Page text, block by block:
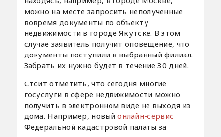
можно на месте запросить неполученные
вовремя документы по объекту
недвижимости в городе Якутске. В этом
случае заявитель получит оповещение, что
документы поступили в выбранный филиал.
Забрать их нужно будет в течение 30 дней.
Стоит отметить, что сегодня многие
госуслуги в сфере недвижимости можно
получить в электронном виде не выходя из
дома. Например, новыйонлайн-сервис
Федеральной кадастровой палаты за